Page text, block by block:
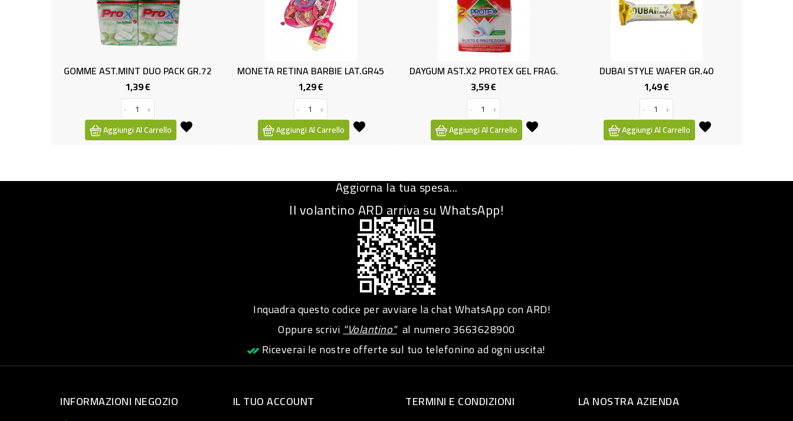
DUO PACK GR.72
MONETA RETINA BARBIE LAT.GR45
Aggiungi Al Carrello
DAYGUM AST.x2 PROTEX GEL FRAG.
Aggiungi Al Carrello
DUBAI STYLE WAFER GR.40
Aggiungi Al Carrello
BARRETTA ENERGY CRUNCHY GR.50
Aggiungi Al Carrello
Aggiorna la tua spesa...
Il volantino ARD arriva su WhatsApp!
Inquadra questo codice per avviare la chat WhatsApp con ARD!
Oppure scrivi"Volantino"al numero3663628900
Riceverai le nostre offerte sul tuo telefonino ad ogni uscita!
INFORMAZIONI NEGOZIO IL TUO ACCOUNT TERMINI E CONDIZIONI LA NOSTRA AZIENDA